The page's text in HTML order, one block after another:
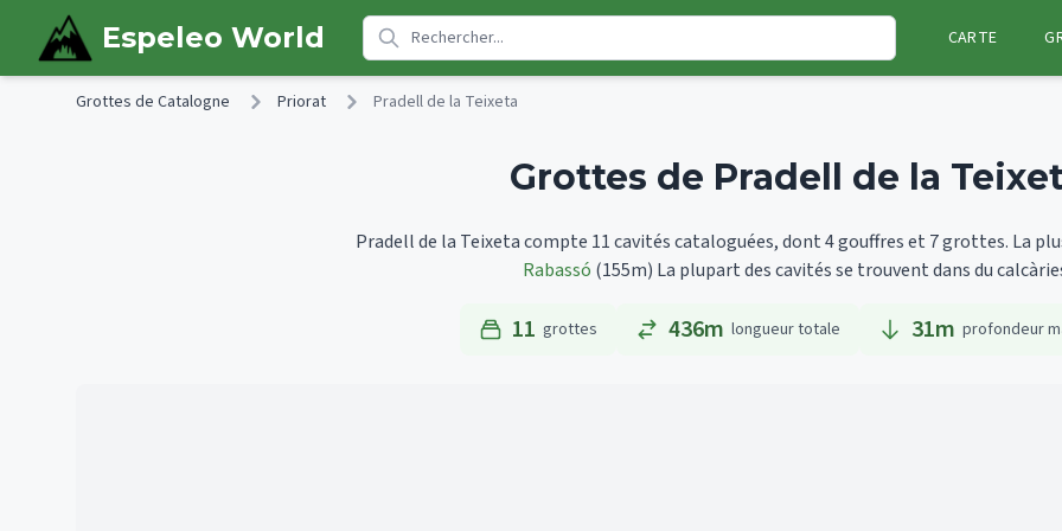
Skip to main content
Espeleo World CARTE
Grottes de Catalogne Priorat Pradell de la Teixeta
Grottes de Pradell de la
Pradell de la Teixeta compte 11 cavités cataloguées, dont 4 gouffres et 7 grottes. La
Rabassó (155m) La plupart des cavités se trouvent dans du
11 grottes 436m longueur totale 31m profondeur